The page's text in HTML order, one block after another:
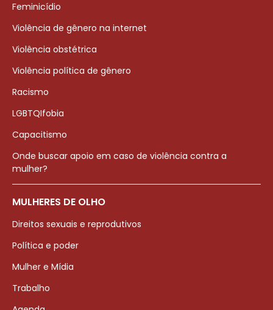
Feminicídio
Violência de gênero na internet
Violência obstétrica
Violência política de gênero
Racismo
LGBTQIfobia
Capacitismo
Onde buscar apoio em caso de violência contra a
mulher?
MULHERES DE OLHO
Direitos sexuais e reprodutivos
Política e poder
Mulher e Mídia
Trabalho